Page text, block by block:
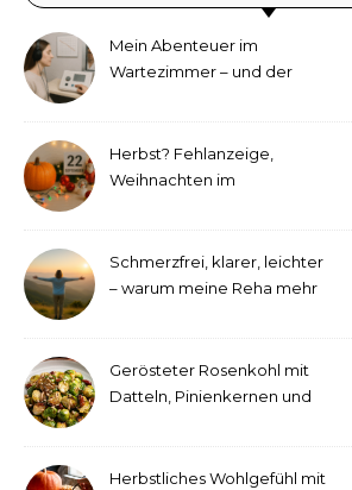
Mein Abenteuer im
Wartezimmer – und der
Herbst? Fehlanzeige,
Weihnachten im
Schmerzfrei, klarer, leichter
– warum meine Reha mehr
Gerösteter Rosenkohl mit
Datteln, Pinienkernen und
Herbstliches Wohlgefühl mit